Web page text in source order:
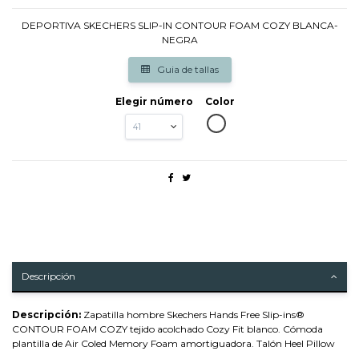
DEPORTIVA SKECHERS SLIP-IN CONTOUR FOAM COZY BLANCA-
NEGRA
Guia de tallas
Elegir número
Color
BLANCO
Descripción
Descripción: Zapatilla hombre Skechers Hands Free Slip-ins®
CONTOUR FOAM COZY tejido acolchado Cozy Fit blanco. Cómoda
plantilla de Air Coled Memory Foam amortiguadora. Talón Heel Pillow